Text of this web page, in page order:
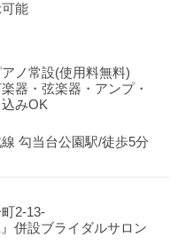
能
ノ常設(使用料無料)
器・弦楽器・アンプ・
みOK
勾当台公園駅/徒歩5分
2-13-
併設ブライダルサロン